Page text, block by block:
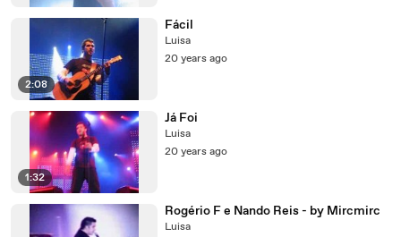
2:08
Fácil
Luisa
20 years ago
1:32
Já Foi
Luisa
20 years ago
Rogério F e Nando Reis - by Mircmirc
Luisa